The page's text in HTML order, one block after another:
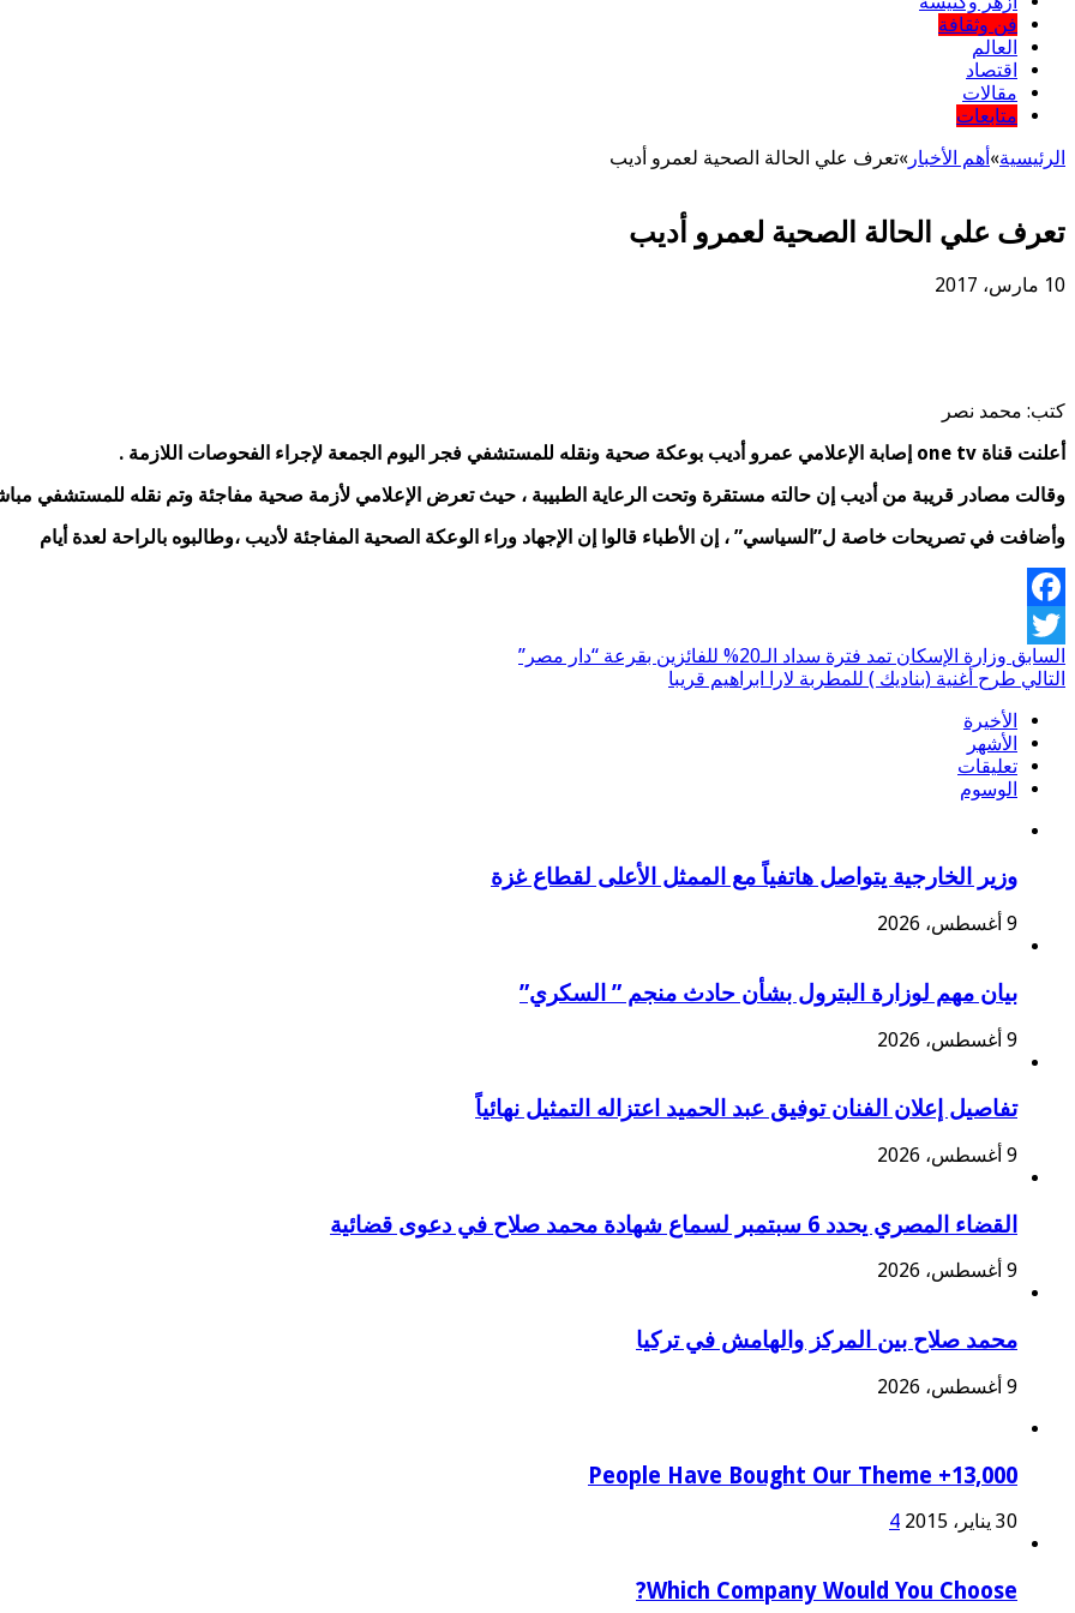
فن وثقافة
العالم
اقتصاد
مقالات
متابعات
الرئيسية»أهم اﻷخبار »تعرف علي الحالة الصحية لعمرو أديب
تعرف علي الحالة الصحية لعمرو أديب
10 مارس، 2017
كتب: محمد نصر
أعلنت قناة one tv إصابة الإعلامي عمرو أديب بوعكة صحية ونقله للمستشفي فجر اليوم الجمعة لإجراء الفحوصات اللازمة .
وقالت مصادر قريبة من أديب إن حالته مستقرة وتحت الرعاية الطبيبة ، حيث تعرض الإعلامي لأزمة صحية مفاجئة وتم نقله للمستشفي
وأضافت في تصريحات خاصة ل”السياسي” ، إن الأطباء قالوا إن الإجهاد وراء الوعكة الصحية المفاجئة لأديب ،وطالبوه بالراحة لعدة أيام
Facebook
Twitter
السابق وزارة الإسكان تمد فترة سداد الـ20% للفائزين بقرعة “دار مصر”
التالي طرح أغنية (بناديك ) للمطربة لارا ابراهيم قريبا
الأخيرة
الأشهر
تعليقات
الوسوم
وزير الخارجية يتواصل هاتفياً مع الممثل الأعلى لقطاع غزة
9 أغسطس، 2026
بيان مهم لوزارة البترول بشأن حادث منجم ” السكري”
9 أغسطس، 2026
تفاصيل إعلان الفنان توفيق عبد الحميد اعتزاله التمثيل نهائياً
9 أغسطس، 2026
القضاء المصري يحدد 6 سبتمبر لسماع شهادة محمد صلاح في دعوى قضائية
9 أغسطس، 2026
محمد صلاح بين المركز والهامش في تركيا
9 أغسطس، 2026
13,000+ People Have Bought Our Theme
30 يناير، 2015 4
Which Company Would You Choose?